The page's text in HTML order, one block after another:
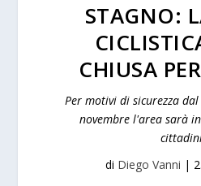
STAGNO:
CHIUSA
Per motivi di sicurezza
novembre l'area sarà
di Diego Vanni |